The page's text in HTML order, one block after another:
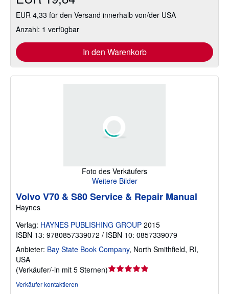
EUR 4,33 für den Versand innerhalb von/der USA
Anzahl: 1 verfügbar
In den Warenkorb
Foto des Verkäufers
Weitere Bilder
Volvo V70 & S80 Service & Repair Manual
Haynes
Verlag: HAYNES PUBLISHING GROUP 2015
ISBN 13: 9780857339072 / ISBN 10: 0857339079
Anbieter: Bay State Book Company, North Smithfield, RI,
USA
(Verkäufer/-in mit 5 Sternen)Verkäuferbewertung
Verkäufer kontaktieren